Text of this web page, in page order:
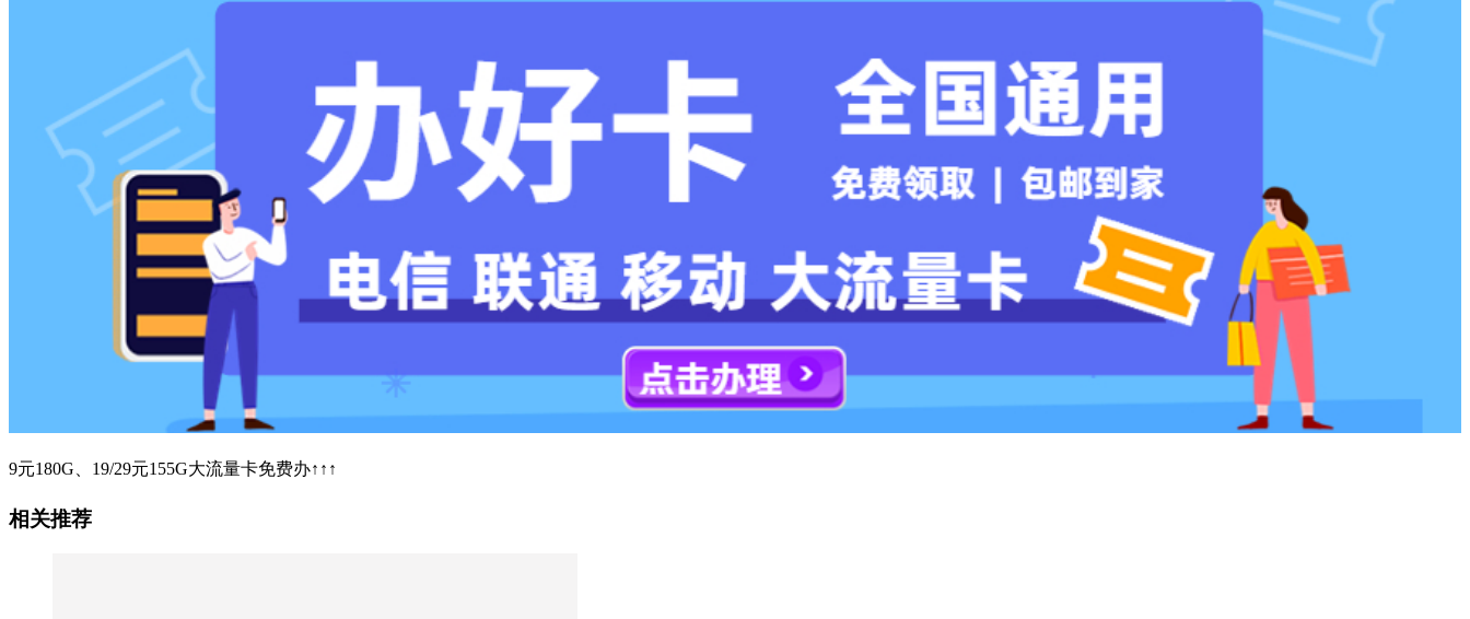
9元180G、19/29元155G大流量卡免费办↑↑↑
相关推荐